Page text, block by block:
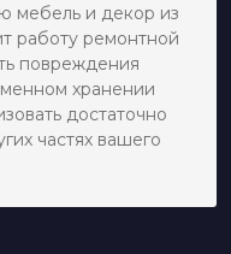
мебель и декор из
работу ремонтной
повреждения
хранении
достаточно
частях вашего